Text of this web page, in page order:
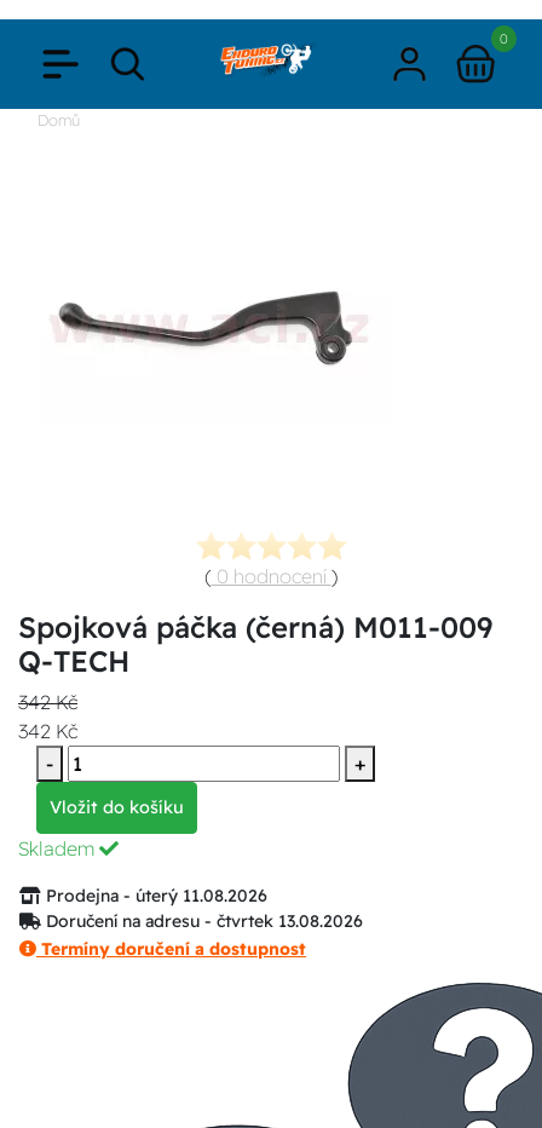
0
Domů
( 0 hodnocení )
Spojková páčka (černá) M011-009
Q-TECH
342 Kč
342 Kč
-
+
Vložit do košíku
Skladem
Prodejna - úterý 11.08.2026
Doručení na adresu - čtvrtek 13.08.2026
Termíny doručení a dostupnost